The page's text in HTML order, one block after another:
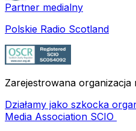
Partner medialny
Polskie Radio Scotland
Zarejestrowana
Działamy jako szkocka
Media Association SCIO